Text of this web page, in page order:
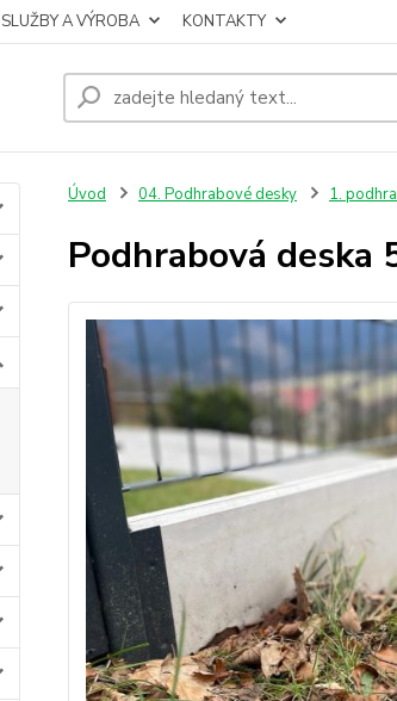
SLUŽBY A VÝROBA KONTAKTY
Úvod 04. Podhrabové desky 1.
Podhrabová deska